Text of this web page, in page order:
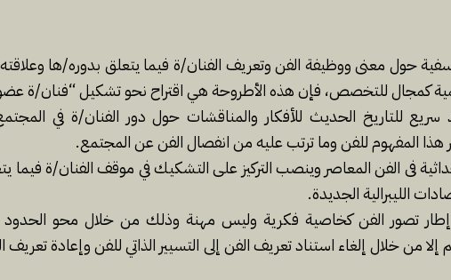
حول معنى ووظيفة الفن وتعريف الفنان/ة فيما يتعلق بدوره/ها
كمجال للتخصص، فإن هذه الأطروحة هي اقتراح نحو تشكيل “فنان/ة
فى الفن المعاصر وينصب التركيز على التشكيك في موقف الفنان/ة فيما
الليبرالية الجديدة.
تصور الفن كخاصية فكرية وليس مهنة وذلك من خلال محو الحدود
إلا من خلال إلغاء استناد تعريف الفن إلى التسيير الذاتي للفن وإعادة